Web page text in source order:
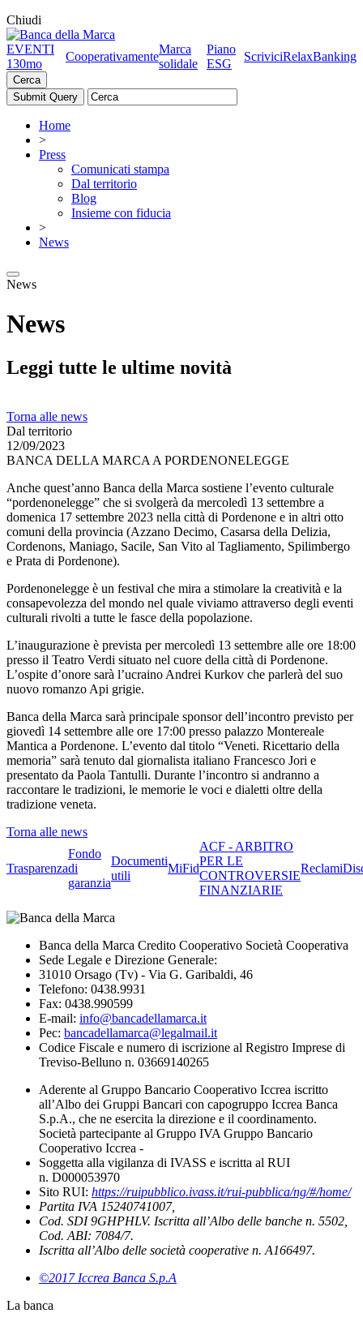
Chiudi
EVENTI
130mo
Cooperativamente
Marca
solidale
Piano
ESG
ScriviciRelaxBanking
Cerca
Home
>
Press
Comunicati stampa
Dal territorio
Blog
Insieme con fiducia
>
News
News
News
Leggi tutte le ultime novità
Torna alle news
Dal territorio
12/09/2023
BANCA DELLA MARCA A PORDENONELEGGE
Anche quest’anno Banca della Marca sostiene l’evento culturale
“pordenonelegge” che si svolgerà da mercoledì 13 settembre a
domenica 17 settembre 2023 nella città di Pordenone e in altri otto
comuni della provincia (Azzano Decimo, Casarsa della Delizia,
Cordenons, Maniago, Sacile, San Vito al Tagliamento, Spilimbergo
e Prata di Pordenone).
Pordenonelegge è un festival che mira a stimolare la creatività e la
consapevolezza del mondo nel quale viviamo attraverso degli eventi
culturali rivolti a tutte le fasce della popolazione.
L’inaugurazione è prevista per mercoledì 13 settembre alle ore 18:00
presso il Teatro Verdi situato nel cuore della città di Pordenone.
L’ospite d’onore sarà l’ucraino Andrei Kurkov che parlerà del suo
nuovo romanzo Api grigie.
Banca della Marca sarà principale sponsor dell’incontro previsto per
giovedì 14 settembre alle ore 17:00 presso palazzo Montereale
Mantica a Pordenone. L’evento dal titolo “Veneti. Ricettario della
memoria” sarà tenuto dal giornalista italiano Francesco Jori e
presentato da Paola Tantulli. Durante l’incontro si andranno a
raccontare le tradizioni, le memorie le voci e dialetti oltre della
tradizione veneta.
Torna alle news
Trasparenza
Fondo
di
garanzia
Documenti
utili
MiFid
ACF - ARBITRO
PER LE
CONTROVERSIE
FINANZIARIE
Reclami
Banca della Marca Credito Cooperativo Società Cooperativa
Sede Legale e Direzione Generale:
31010 Orsago (Tv) - Via G. Garibaldi, 46
Telefono: 0438.9931
Fax: 0438.990599
E-mail: info@bancadellamarca.it
Pec: bancadellamarca@legalmail.it
Codice Fiscale e numero di iscrizione al Registro Imprese di
Treviso-Belluno n. 03669140265
Aderente al Gruppo Bancario Cooperativo Iccrea iscritto
all’Albo dei Gruppi Bancari con capogruppo Iccrea Banca
S.p.A., che ne esercita la direzione e il coordinamento.
Società partecipante al Gruppo IVA Gruppo Bancario
Cooperativo Iccrea -
Soggetta alla vigilanza di IVASS e iscritta al RUI
n. D000053970
Sito RUI: https://ruipubblico.ivass.it/rui-pubblica/ng/#/home/
Partita IVA 15240741007,
Cod. SDI 9GHPHLV. Iscritta all’Albo delle banche n. 5502,
Cod. ABI: 7084/7.
Iscritta all’Albo delle società cooperative n. A166497.
©2017 Iccrea Banca S.p.A
La banca